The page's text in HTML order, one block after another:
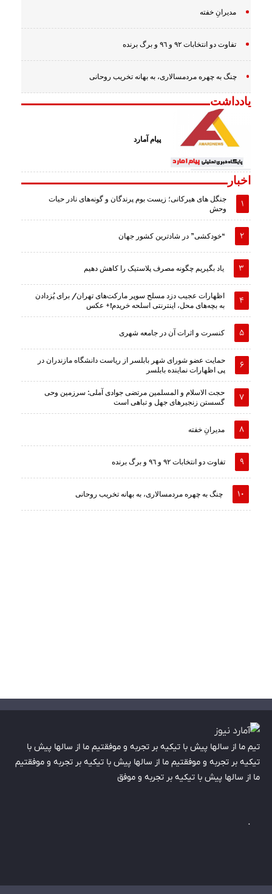
مدیرانِ خفته
تفاوت دو انتخابات ٩٢ و ٩٦ و برگ برنده
چنگ به چهره مردمسالاری، به بهانه تخریب روحانی
یادداشت
پیام آمارد
اخبار
جنگل های هیرکانی؛ زیست بوم پرندگان و گونه‌های نادر حیات
وحش
“خودکشی” در شادترین کشور جهان
یاد بگیریم چگونه مصرف پلاستیک را کاهش دهیم
اظهارات عجیب دزد مسلح سوپر مارکت‌های تهران/ برای پُزدادن
به بچه‌های محل، اینترنتی اسلحه خریدم!+ عکس
کنسرت و اثرات آن در جامعه شهری
حمایت عضو شورای شهر بابلسر از ریاست دانشگاه مازندران در
پی اظهارات نماینده بابلسر
حجت الاسلام و المسلمین مرتضی جوادی آملی: سرزمین وحى
گسستن زنجیرهاى جهل و تباهى است
مدیرانِ خفته
تفاوت دو انتخابات ٩٢ و ٩٦ و برگ برنده
چنگ به چهره مردمسالاری، به بهانه تخریب روحانی
تیم ما از سالها پیش با تیکیه بر تجربه و موفقتیم ما از سالها پیش با
تیکیه بر تجربه و موفقتیم ما از سالها پیش با تیکیه بر تجربه و موفقتیم
ما از سالها پیش با تیکیه بر تجربه و موفق
.